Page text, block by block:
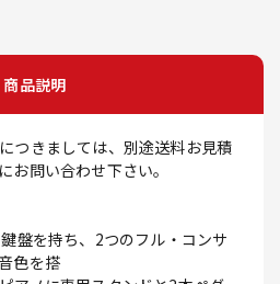
商品説明
つきましては、別途送料お見積
お問い合わせ下さい。
盤を持ち、2つのフル・コンサ
色を搭